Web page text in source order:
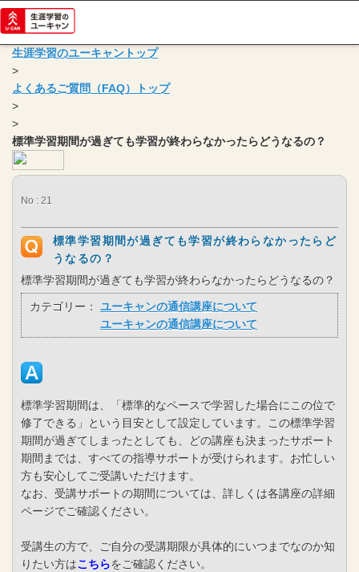
生涯学習のユーキャントップ
>
よくあるご質問（FAQ）トップ
>
>
標準学習期間が過ぎても学習が終わらなかったらどうなるの？
No : 21
標準学習期間が過ぎても学習が終わらなかったらど
うなるの？
標準学習期間が過ぎても学習が終わらなかったらどうなるの？
カテゴリー：
ユーキャンの通信講座について
ユーキャンの通信講座について
標準学習期間は、「標準的なペースで学習した場合にこの位で
修了できる」という目安として設定しています。この標準学習
期間が過ぎてしまったとしても、どの講座も決まったサポート
期間までは、すべての指導サポートが受けられます。お忙しい
方も安心してご受講いただけます。
なお、受講サポートの期間については、詳しくは各講座の詳細
ページでご確認ください。
受講生の方で、ご自分の受講期限が具体的にいつまでなのか知
りたい方はこちらをご確認ください。